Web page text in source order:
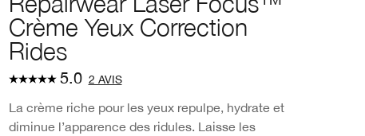
Crème Yeux Correction
Rides
5.0 2 AVIS
La crème riche pour les yeux repulpe, hydrate et
diminue l’apparence des ridules. Laisse les